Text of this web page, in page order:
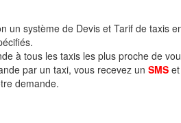
un système de Devis et Tarif de taxis
à tous les taxis les plus proche de
par un taxi, vous recevez un SMS
demande.